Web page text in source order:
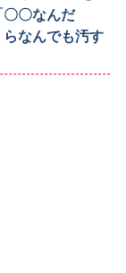
〇なんだ
なんでも汚す